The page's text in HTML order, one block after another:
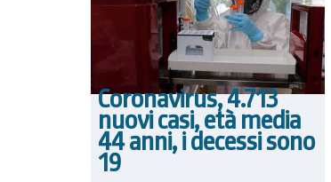
Coronavirus, 4.713
nuovi casi, età media
44 anni, i decessi sono
19